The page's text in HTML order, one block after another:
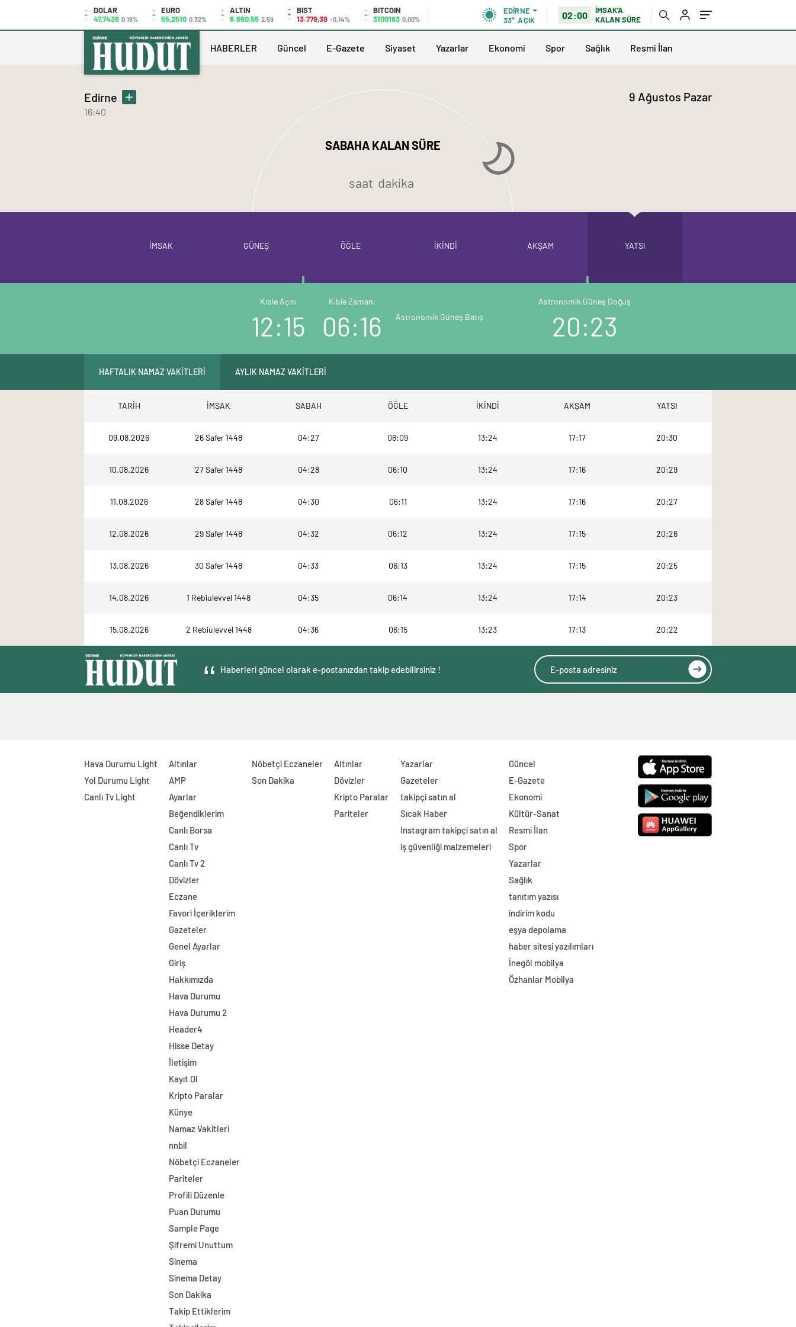
DOLAR
47,7436 0.18%
EURO
55,2510 0.32%
ALTIN
6.660,55 2,59
BIST
13.779,39 -0,14%
BITCOIN
3100183 0,00%
EDIRNE
33° AÇIK 02:00
İMSAK'A
KALAN SÜRE
HABERLER Güncel E-Gazete Siyaset Yazarlar Ekonomi Spor Sağlık Resmi İlan
Edirne
16:40
SABAHA KALAN SÜRE
saat dakika
9 Ağustos Pazar
İMSAK GÜNEŞ ÖĞLE İKİNDİ AKŞAM YATSI
Kıble Açısı
12:15
Kıble Zamanı
06:16
Astronomik Güneş Doğuş
20:23
Astronomik Güneş Batış
HAFTALIK NAMAZ VAKİTLERİ AYLIK NAMAZ VAKİTLERİ
TARİH İMSAK SABAH ÖĞLE İKİNDİ AKŞAM YATSI
09.08.2026 26 Safer 1448 04:27 06:09 13:24 17:17 20:30
10.08.2026 27 Safer 1448 04:28 06:10 13:24 17:16 20:29
11.08.2026 28 Safer 1448 04:30 06:11 13:24 17:16 20:27
12.08.2026 29 Safer 1448 04:32 06:12 13:24 17:15 20:26
13.08.2026 30 Safer 1448 04:33 06:13 13:24 17:15 20:25
14.08.2026 1 Rebiulevvel 1448 04:35 06:14 13:24 17:14 20:23
15.08.2026 2 Rebiulevvel 1448 04:36 06:15 13:23 17:13 20:22
Haberleri güncel olarak e-postanızdan takip edebilirsiniz !
Hava Durumu Light
Yol Durumu Light
Canlı Tv Light
Altınlar
AMP
Ayarlar
Beğendiklerim
Canlı Borsa
Canlı Tv
Canlı Tv 2
Dövizler
Eczane
Favori İçeriklerim
Gazeteler
Genel Ayarlar
Giriş
Hakkımızda
Hava Durumu
Hava Durumu 2
Header4
Hisse Detay
İletişim
Kayıt Ol
Kripto Paralar
Künye
Namaz Vakitleri
nnbil
Nöbetçi Eczaneler
Pariteler
Profili Düzenle
Puan Durumu
Sample Page
Şifremi Unuttum
Sinema
Sinema Detay
Son Dakika
Takip Ettiklerim
Nöbetçi Eczaneler
Son Dakika
Altınlar
Dövizler
Kripto Paralar
Pariteler
Yazarlar
Gazeteler
takipçi satın al
Sıcak Haber
Instagram takipçi satın al
iş güvenliği malzemeleri
Güncel
E-Gazete
Ekonomi
Kültür-Sanat
Resmi İlan
Spor
Yazarlar
Sağlık
tanıtım yazısı
indirim kodu
eşya depolama
haber sitesi yazılımları
İnegöl mobilya
Özhanlar Mobilya